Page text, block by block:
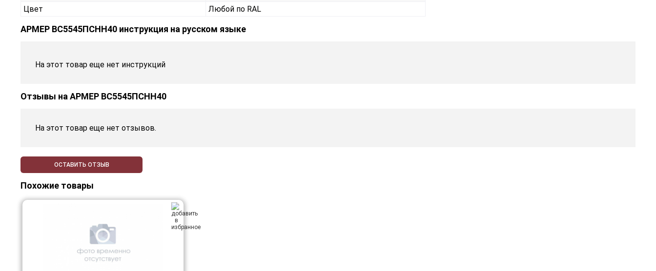
Цвет
Любой по RAL
АРМЕР ВС5545ПСНН40 инструкция на русском языке
На этот товар еще нет инструкций
Отзывы наАРМЕР ВС5545ПСНН40
На этот товар еще нет отзывов.
ОСТАВИТЬ ОТЗЫВ
Похожие товары